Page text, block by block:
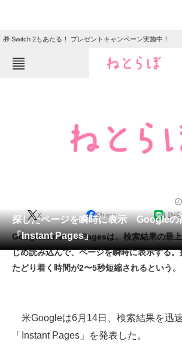
🎁 Switch 2もあたる！ プレゼントキャンペーン実施中！
クイズ
地域
会員記事
メディア
注目記事を集めた総合ページ
スマホと通信の最新トレンド
探したページを瞬時に表示 Googleの
「Instant Pages」
X Share LINE
GoogleのInstant Pagesは、検索結果の最
じめ読み込んで、ページを瞬時に表示する
たどり着く時間が2〜5秒短縮されるという。
米Googleは6月14日、検索結果を迅
「Instant Pages」を発表した。